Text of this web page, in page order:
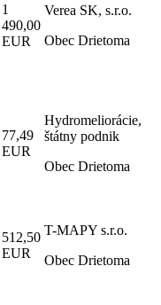
1
490,00
EUR
Verea SK, s.r.o.
Obec Drietoma
77,49
EUR
Hydromeliorácie,
štátny podnik
Obec Drietoma
512,50
EUR
T-MAPY s.r.o.
Obec Drietoma